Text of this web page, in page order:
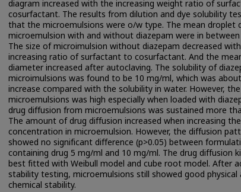
diagram increased with the increasing weight ratio of
cosurfactant. The results from dilution and dye solubility
that the microemulsions were o/w type. The mean droplet
microemulsion with and without diazepam were in between
The size of microimulsion without diazepam decreased
increasing ratio of surfactant to cosurfactant. And the
diameter increased after autoclaving. The solubility of
microimulsions was found to be 10 mg/ml, which was
increase compared with the solubility in water. However,
microemulsions was high especially when loaded with
drug diffusion from microemulsions was sustained more
The amount of drug diffusion increased when increasing
concentration in microemulsion. However, the diffusion
showed no significant difference (p>0.05) between
containing drug 5 mg/ml and 10 mg/ml. The drug diffusion
best fitted with Weibull model and cube root model. After
stability testing, microemulsions still showed good physical
chemical stability.